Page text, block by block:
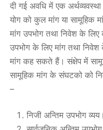
दी गई अवधि में एक
योग को कुल मांग या सामूहिक
मांग उपभोग तथा निवेश के
उपभोग के लिए मांग तथा
मांग कह सकते हैं। संक्षेप में
सामूहिक मांग के संघटको को
–
निजी अन्तिम उपभोग व्यय।